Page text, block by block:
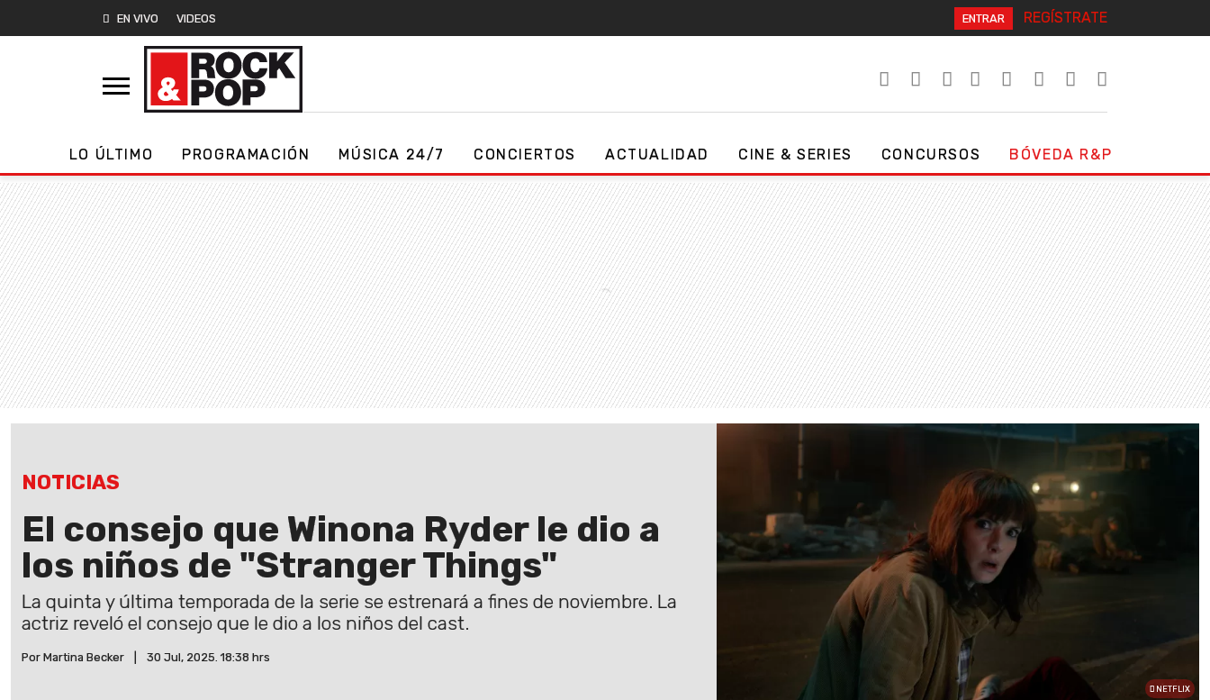
EN VIVO VIDEOS ENTRAR REGÍSTRATE
LO ÚLTIMO PROGRAMACIÓN MÚSICA 24/7 CONCIERTOS ACTUALIDAD CINE & SERIES CONCURSOS BÓVEDA R&P
NOTICIAS
El consejo que Winona Ryder le dio a
los niños de "Stranger Things"
La quinta y última temporada de la serie se estrenará a fines de noviembre. La
actriz reveló el consejo que le dio a los niños del cast.
Por Martina Becker 30 Jul, 2025. 18:38 hrs
NETFLIX